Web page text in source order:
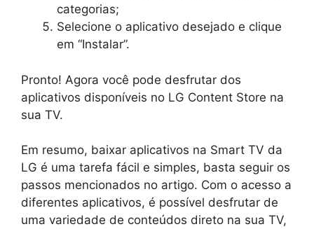
categorias;
Selecione o aplicativo desejado e clique
em “Instalar”.
Pronto! Agora você pode desfrutar dos
aplicativos disponíveis no LG Content Store na
sua TV.
Em resumo, baixar aplicativos na Smart TV da
LG é uma tarefa fácil e simples, basta seguir os
passos mencionados no artigo. Com o acesso a
diferentes aplicativos, é possível desfrutar de
uma variedade de conteúdos direto na sua TV,